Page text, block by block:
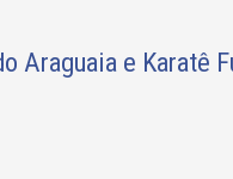
Araguaia e Karatê